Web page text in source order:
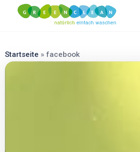
content
Startseite » facebook